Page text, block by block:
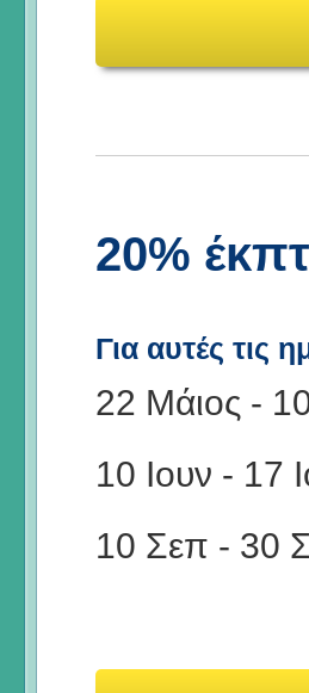
20%
Για αυτές τις
22 Μάιος -
10 Ιουν - 17
10 Σεπ - 30